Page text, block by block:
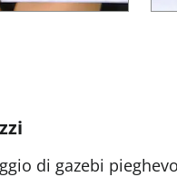
di gazebi